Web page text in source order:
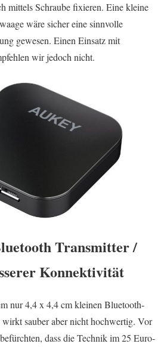
mittels Schraube fixieren. Eine kleine
wäre sicher eine sinnvolle
gewesen. Einen Einsatz mit
wir jedoch nicht.
Transmitter /
Konnektivität
nur 4,4 x 4,4 cm kleinen Bluetooth-
sauber aber nicht hochwertig. Vor
dass die Technik im 25 Euro-